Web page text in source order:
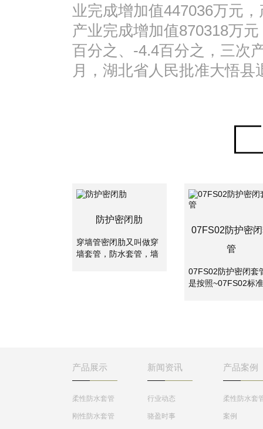
业完成增加值447036万元
产业完成增加值870318万
百分之、-4.4百分之，三次
月，湖北省人民批准大悟县
防护密闭肋
穿墙管密闭肋又叫做穿
墙套管，防水套管，墙
07FS02防护密
管
07FS02防护密闭套
是按照~07FS02标
产品展示
柔性防水套管
刚性防水套管
新闻资讯
行业动态
骆盈时事
产品案例
柔性防水套
案例